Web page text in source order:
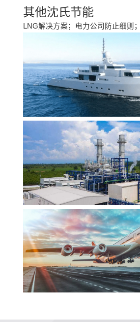
其他沈氏节能
LNG解决方案；电力公司防止细则